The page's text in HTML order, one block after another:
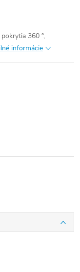
360 °,
informácie